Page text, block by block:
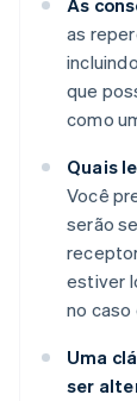
As
as
que
como
Quais
Você
serão
estiver
no caso
Uma
ser